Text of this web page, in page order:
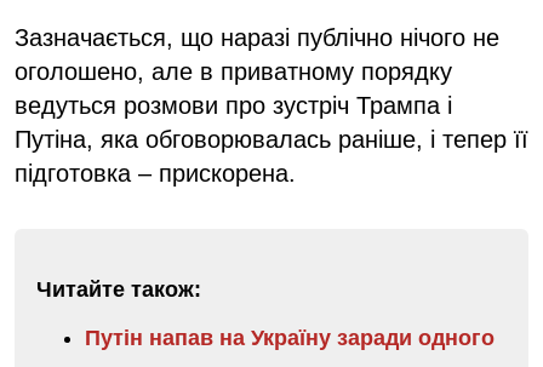
Зазначається, що наразі публічно нічого не
оголошено, але в приватному порядку
ведуться розмови про зустріч Трампа і
Путіна, яка обговорювалась раніше, і тепер її
підготовка – прискорена.
Читайте також:
Путін напав на Україну заради одного